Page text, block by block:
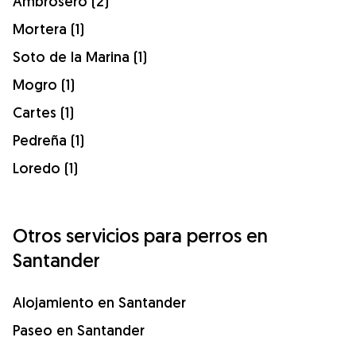
Mortera (1)
Soto de la Marina (1)
Mogro (1)
Cartes (1)
Pedreña (1)
Loredo (1)
Otros servicios para perros en
Santander
Alojamiento en Santander
Paseo en Santander